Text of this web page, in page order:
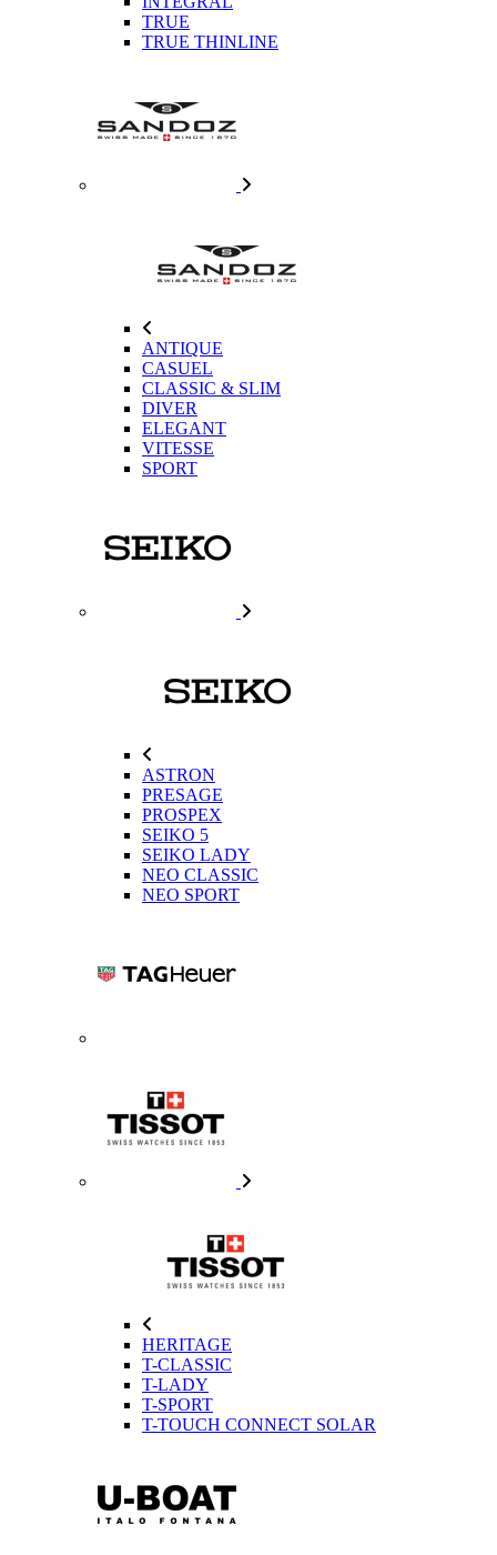
TRUE
TRUE THINLINE
ANTIQUE
CASUEL
CLASSIC & SLIM
DIVER
ELEGANT
VITESSE
SPORT
ASTRON
PRESAGE
PROSPEX
SEIKO 5
SEIKO LADY
NEO CLASSIC
NEO SPORT
HERITAGE
T-CLASSIC
T-LADY
T-SPORT
T-TOUCH CONNECT SOLAR